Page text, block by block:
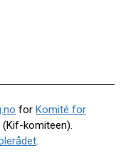
for Komité for
(Kif-komiteen).
.